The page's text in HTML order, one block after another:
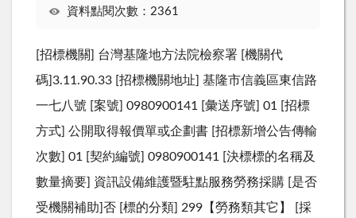
資料點閱次數：2361
[招標機關] 台灣基隆地方法院檢察署 [機關代
碼]3.11.90.33 [招標機關地址] 基隆市信義區東信路
一七八號 [案號] 0980900141 [彙送序號] 01 [招標
方式] 公開取得報價單或企劃書 [招標新增公告傳輸
次數] 01 [契約編號] 0980900141 [決標標的名稱及
數量摘要] 資訊設備維護暨駐點服務勞務採購 [是否
受機關補助]否 [標的分類] 299【勞務類其它】 [採